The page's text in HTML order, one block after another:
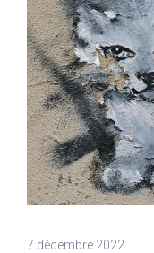
7 décembre 2022